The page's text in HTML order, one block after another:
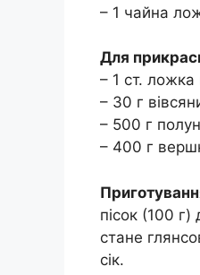
– 1 чайна
Для
– 1 ст.
– 30 г
– 500 г
– 400 г
пісок (100
стане
сік.